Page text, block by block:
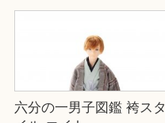
六分の一男子図鑑 袴スタ